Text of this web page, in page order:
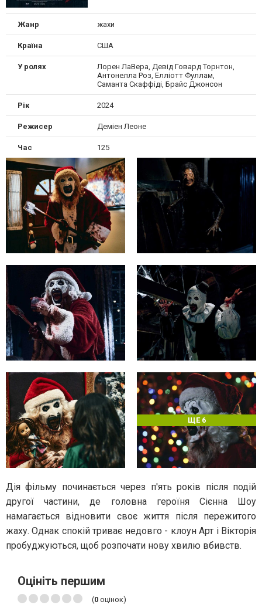
Жанр жахи
Країна США
У ролях
Лорен ЛаВера, Девід Говард Торнтон,
Антонелла Роз, Елліотт Фуллам,
Саманта Скаффіді, Брайс Джонсон
Рік 2024
Режисер Деміен Леоне
Час 125
ЩЕ 6
Дія фільму починається через п'ять років після подій
другої частини, де головна героїня Сієнна Шоу
намагається відновити своє життя після пережитого
жаху. Однак спокій триває недовго - клоун Арт і Вікторія
пробуджуються, щоб розпочати нову хвилю вбивств.
Оцініть першим
(0 оцінок)